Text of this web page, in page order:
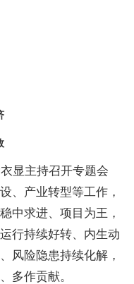
显主持召开专题会
、产业转型等工作，
中求进、项目为王，
行持续好转、内生动
风险隐患持续化解，
多作贡献。